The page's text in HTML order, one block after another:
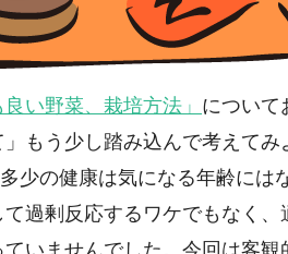
い野菜、栽培方法」 について
もう少し踏み込んで考えてみ
少の健康は気になる年齢には
過剰反応するワケでもなく
いませんでした。今回は客